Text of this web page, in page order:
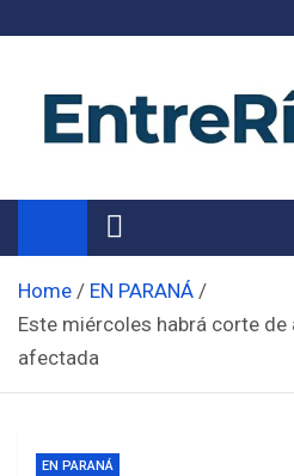
Noticias de
Información de toda la provincia
Home
EN PARANÁ
Este miércoles habrá corte de
afectada
EN PARANÁ